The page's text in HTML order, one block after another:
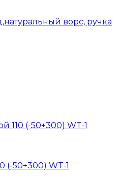
ворс, ручка
(-50+300) WT-1